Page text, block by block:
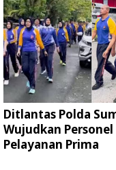
Ditlantas Polda
Wujudkan
Pelayanan Prima